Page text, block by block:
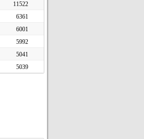
11522
6361
6001
5992
5041
5039